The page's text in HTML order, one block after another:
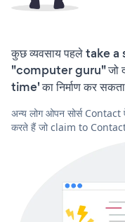
कुछ व्यवसाय पहले take
"computer guru" जो
time' का निर्माण कर
अन्य लोग ओपन सोर्स
करते हैं जो claim to